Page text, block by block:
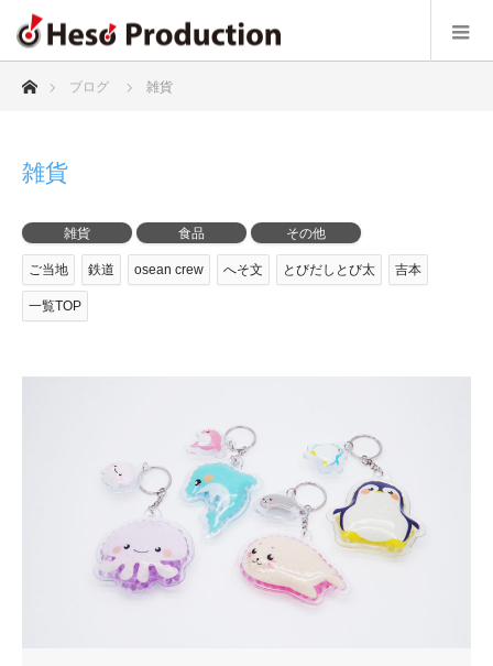
ホームブログ 雑貨
雑貨
雑貨 食品 その他
ご当地 鉄道 osean crew へそ文 とびだしとび太 吉本
一覧TOP